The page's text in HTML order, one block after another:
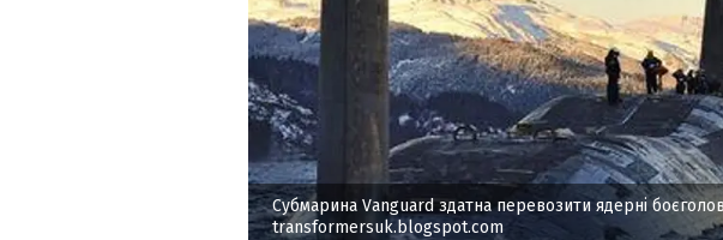
Субмарина Vanguard здатна перевозити ядерні
transformersuk.blogspot.com